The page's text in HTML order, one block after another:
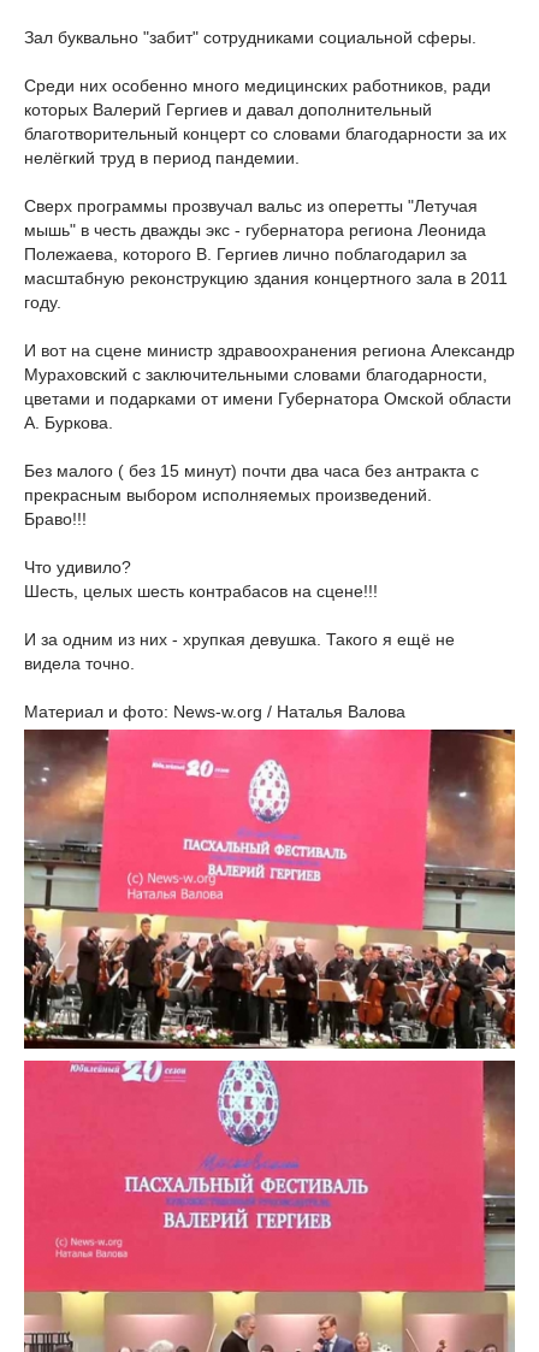
Зал буквально "забит" сотрудниками социальной сферы.
Среди них особенно много медицинских работников, ради
которых Валерий Гергиев и давал дополнительный
благотворительный концерт со словами благодарности за их
нелёгкий труд в период пандемии.
Сверх программы прозвучал вальс из оперетты "Летучая
мышь" в честь дважды экс - губернатора региона Леонида
Полежаева, которого В. Гергиев лично поблагодарил за
масштабную реконструкцию здания концертного зала в 2011
году.
И вот на сцене министр здравоохранения региона Александр
Мураховский с заключительными словами благодарности,
цветами и подарками от имени Губернатора Омской области
А. Буркова.
Без малого ( без 15 минут) почти два часа без антракта с
прекрасным выбором исполняемых произведений.
Браво!!!
Что удивило?
Шесть, целых шесть контрабасов на сцене!!!
И за одним из них - хрупкая девушка. Такого я ещё не
видела точно.
Материал и фото: News-w.org / Наталья Валова